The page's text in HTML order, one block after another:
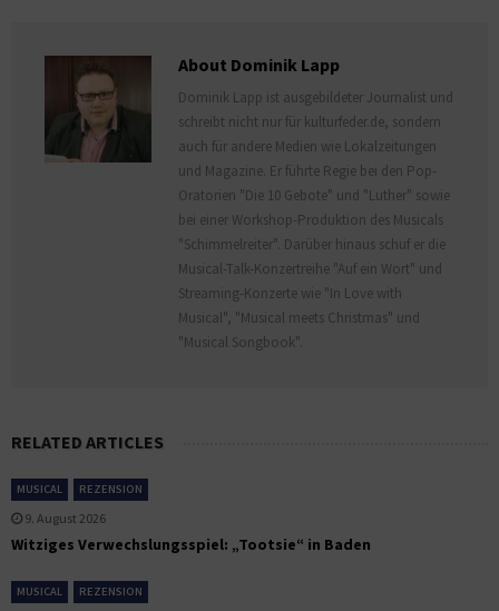
About Dominik Lapp
Dominik Lapp ist ausgebildeter Journalist und
schreibt nicht nur für kulturfeder.de, sondern
auch für andere Medien wie Lokalzeitungen
und Magazine. Er führte Regie bei den Pop-
Oratorien "Die 10 Gebote" und "Luther" sowie
bei einer Workshop-Produktion des Musicals
"Schimmelreiter". Darüber hinaus schuf er die
Musical-Talk-Konzertreihe "Auf ein Wort" und
Streaming-Konzerte wie "In Love with
Musical", "Musical meets Christmas" und
"Musical Songbook".
RELATED ARTICLES
MUSICAL REZENSION
9. August 2026
Witziges Verwechslungsspiel: „Tootsie“ in Baden
MUSICAL REZENSION